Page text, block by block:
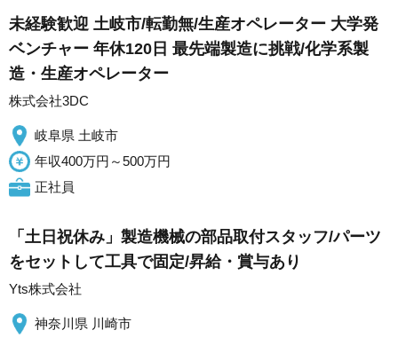
未経験歓迎 土岐市/転勤無/生産オペレーター 大学発
ベンチャー 年休120日 最先端製造に挑戦/化学系製
造・生産オペレーター
株式会社3DC
岐阜県 土岐市
年収400万円～500万円
正社員
「土日祝休み」製造機械の部品取付スタッフ/パーツ
をセットして工具で固定/昇給・賞与あり
Yts株式会社
神奈川県 川崎市